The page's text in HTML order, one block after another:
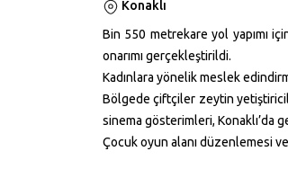
Konaklı
Bin 550 metrekare yol yapımı
onarımı gerçekleştirildi.
Kadınlara yönelik meslek
Bölgede çiftçiler zeytin
sinema gösterimleri,
Çocuk oyun alanı düzenlemesi